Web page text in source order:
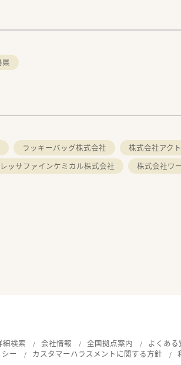
県
ラッキーバッグ株式会社 株式会社アク
ッサファインケミカル株式会社 株式会社ワ
細検索 会社情報 全国拠点案内 よくある
ー カスタマーハラスメントに関する方針